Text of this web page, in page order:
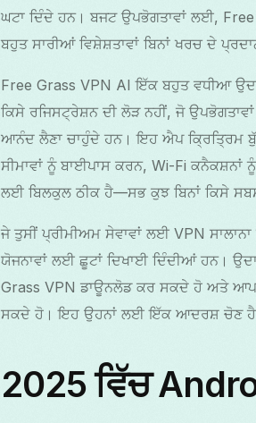
ਘਟਾ ਦਿੰਦੇ ਹਨ। ਬਜਟ ਉਪਭੋਗਤਾਵਾਂ ਲਈ,
ਬਹੁਤ ਸਾਰੀਆਂ ਵਿਸ਼ੇਸ਼ਤਾਵਾਂ ਬਿਨਾਂ ਖਰਚ ਦੇ
Free Grass VPN AI ਇੱਕ ਬਹੁਤ ਵਧੀਆ
ਕਿਸੇ ਰਜਿਸਟ੍ਰੇਸ਼ਨ ਦੀ ਲੋੜ ਨਹੀਂ, ਜੋ
ਆਨੰਦ ਲੈਣਾ ਚਾਹੁੰਦੇ ਹਨ। ਇਹ ਐਪ ਕ੍ਰਿਤ੍ਰਿਮ
ਸੀਮਾਵਾਂ ਨੂੰ ਬਾਈਪਾਸ ਕਰਨ, Wi-Fi
ਲਈ ਬਿਲਕੁਲ ਠੀਕ ਹੈ—ਸਭ ਕੁਝ ਬਿਨਾਂ ਕਿਸੇ
ਜੇ ਤੁਸੀਂ ਪ੍ਰੀਮੀਅਮ ਸੇਵਾਵਾਂ ਲਈ VPN
ਯੋਜਨਾਵਾਂ ਲਈ ਛੂਟਾਂ ਦਿਖਾਈ ਦਿੰਦੀਆਂ ਹਨ।
Grass VPN ਡਾਊਨਲੋਡ ਕਰ ਸਕਦੇ ਹੋ ਅਤੇ
ਸਕਦੇ ਹੋ। ਇਹ ਉਹਨਾਂ ਲਈ ਇੱਕ ਆਦਰਸ਼ ਚੋਣ ਹੈ
2025 ਵਿੱਚ